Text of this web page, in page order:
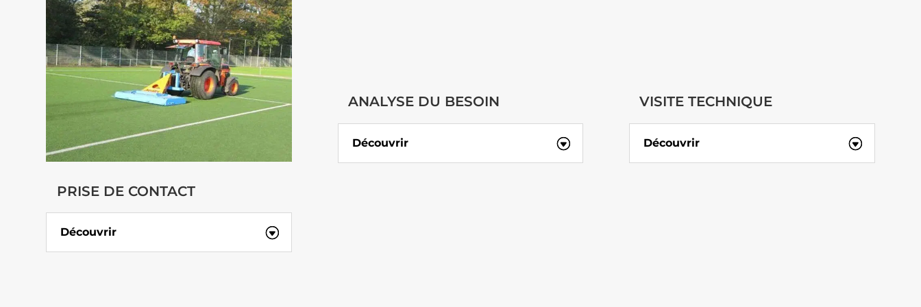
PRISE DE CONTACT
Découvrir
ANALYSE DU BESOIN
Découvrir
VISITE TECHNIQUE
Découvrir